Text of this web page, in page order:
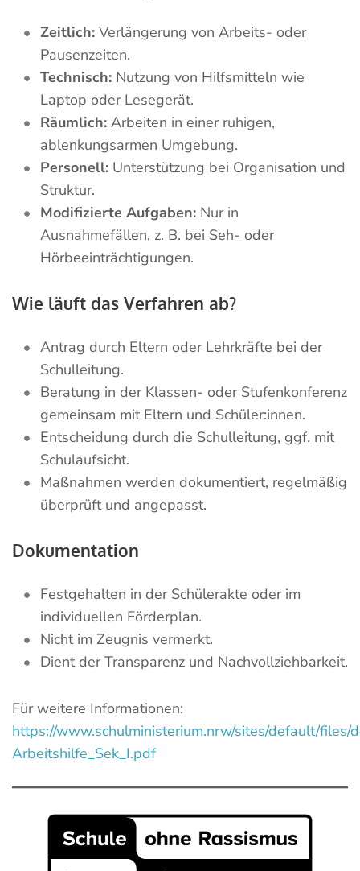
Zeitlich: Verlängerung von Arbeits- oder
Pausenzeiten.
Technisch: Nutzung von Hilfsmitteln wie
Laptop oder Lesegerät.
Räumlich: Arbeiten in einer ruhigen,
ablenkungsarmen Umgebung.
Personell: Unterstützung bei Organisation und
Struktur.
Modifizierte Aufgaben: Nur in
Ausnahmefällen, z. B. bei Seh- oder
Hörbeeinträchtigungen.
Wie läuft das Verfahren ab?
Antrag durch Eltern oder Lehrkräfte bei der
Schulleitung.
Beratung in der Klassen- oder Stufenkonferenz
gemeinsam mit Eltern und Schüler:innen.
Entscheidung durch die Schulleitung, ggf. mit
Schulaufsicht.
Maßnahmen werden dokumentiert, regelmäßig
überprüft und angepasst.
Dokumentation
Festgehalten in der Schülerakte oder im
individuellen Förderplan.
Nicht im Zeugnis vermerkt.
Dient der Transparenz und Nachvollziehbarkeit.
Für weitere Informationen:
https://www.schulministerium.nrw/sites/default/files/
Arbeitshilfe_Sek_I.pdf